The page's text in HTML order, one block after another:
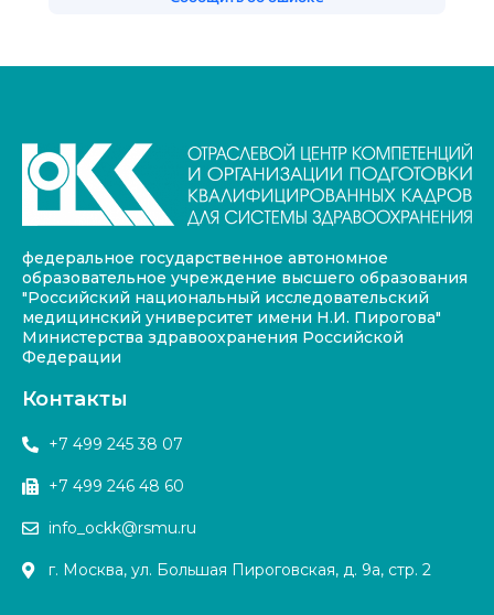
федеральное государственное автономное
образовательное учреждение высшего образования
"Российский национальный исследовательский
медицинский университет имени Н.И. Пирогова"
Министерства здравоохранения Российской
Федерации
Контакты
+7 499 245 38 07
+7 499 246 48 60
info_ockk@rsmu.ru
г. Москва, ул. Большая Пироговская, д. 9а, стр. 2